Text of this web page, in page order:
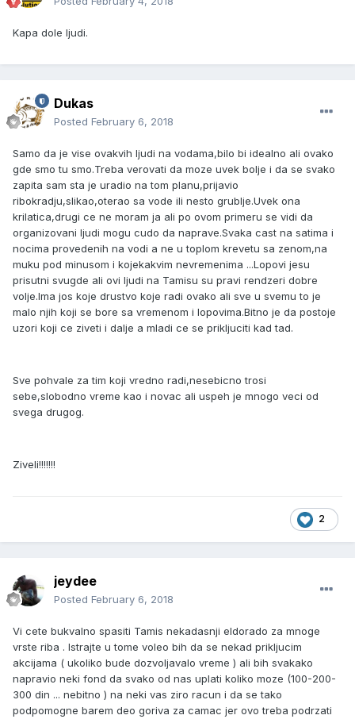
Kapa dole ljudi.
Dukas
Posted February 6, 2018
Samo da je vise ovakvih ljudi na vodama,bilo bi idealno ali ovako
gde smo tu smo.Treba verovati da moze uvek bolje i da se svako
zapita sam sta je uradio na tom planu,prijavio
ribokradju,slikao,oterao sa vode ili nesto grublje.Uvek ona
krilatica,drugi ce ne moram ja ali po ovom primeru se vidi da
organizovani ljudi mogu cudo da naprave.Svaka cast na satima i
nocima provedenih na vodi a ne u toplom krevetu sa zenom,na
muku pod minusom i kojekakvim nevremenima ...Lopovi jesu
prisutni svugde ali ovi ljudi na Tamisu su pravi rendzeri dobre
volje.Ima jos koje drustvo koje radi ovako ali sve u svemu to je
malo njih koji se bore sa vremenom i lopovima.Bitno je da postoje
uzori koji ce ziveti i dalje a mladi ce se prikljuciti kad tad.
Sve pohvale za tim koji vredno radi,nesebicno trosi
sebe,slobodno vreme kao i novac ali uspeh je mnogo veci od
svega drugog.
Ziveli!!!!!!!
2
jeydee
Posted February 6, 2018
Vi cete bukvalno spasiti Tamis nekadasnji eldorado za mnoge
vrste riba . Istrajte u tome voleo bih da se nekad prikljucim
akcijama ( ukoliko bude dozvoljavalo vreme ) ali bih svakako
napravio neki fond da svako od nas uplati koliko moze (100-200-
300 din ... nebitno ) na neki vas ziro racun i da se tako
podpomogne barem deo goriva za camac jer ovo treba podrzati